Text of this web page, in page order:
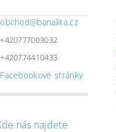
obchod@banalita.cz
+420777003032
+420774410433
Facebookové stránky
nás najdete